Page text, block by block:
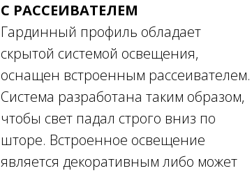
С РАССЕИВАТЕЛЕМ
Гардинный профиль обладает
скрытой системой освещения,
оснащен встроенным рассеивателем.
Система разработана таким образом,
чтобы свет падал строго вниз по
шторе. Встроенное освещение
является декоративным либо может